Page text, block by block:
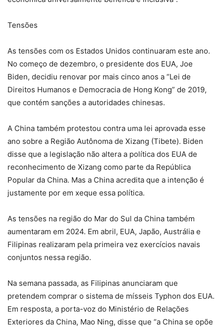
Tensões
As tensões com os Estados Unidos continuaram este ano.
No começo de dezembro, o presidente dos EUA, Joe
Biden, decidiu renovar por mais cinco anos a “Lei de
Direitos Humanos e Democracia de Hong Kong” de 2019,
que contém sanções a autoridades chinesas.
A China também protestou contra uma lei aprovada esse
ano sobre a Região Autônoma de Xizang (Tibete). Biden
disse que a legislação não altera a política dos EUA de
reconhecimento de Xizang como parte da República
Popular da China. Mas a China acredita que a intenção é
justamente por em xeque essa política.
As tensões na região do Mar do Sul da China também
aumentaram em 2024. Em abril, EUA, Japão, Austrália e
Filipinas realizaram pela primeira vez exercícios navais
conjuntos nessa região.
Na semana passada, as Filipinas anunciaram que
pretendem comprar o sistema de mísseis Typhon dos EUA.
Em resposta, a porta-voz do Ministério de Relações
Exteriores da China, Mao Ning, disse que “a China se opõe